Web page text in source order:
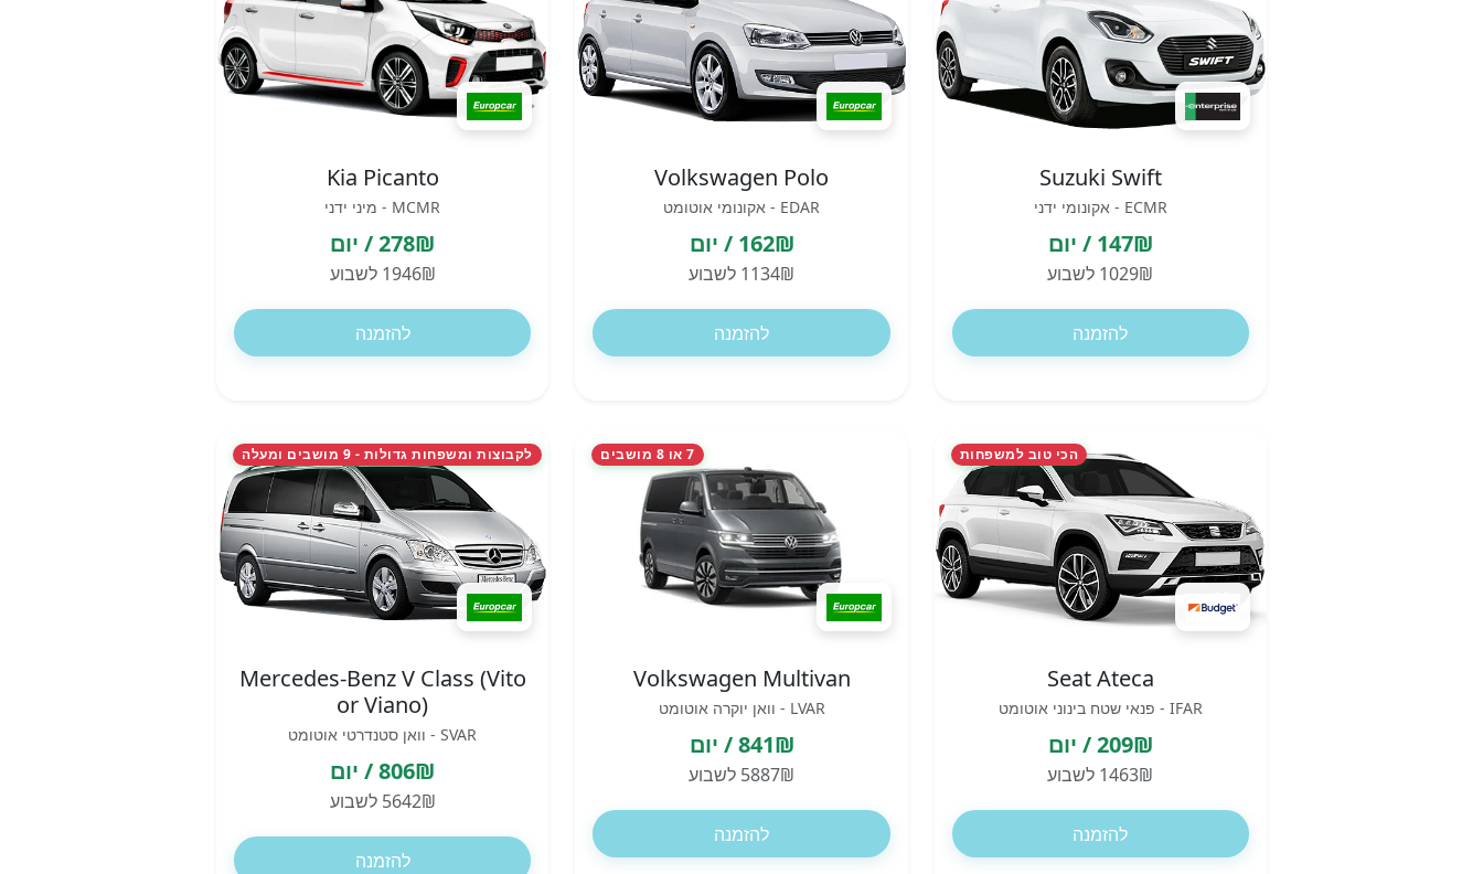
Suzuki Swift
ECMR - אקונומי ידני
147₪ / יום
1029₪ לשבוע
להזמנה
Volkswagen Polo
EDAR - אקונומי אוטומט
162₪ / יום
1134₪ לשבוע
להזמנה
Kia Picanto
MCMR - מיני ידני
278₪ / יום
1946₪ לשבוע
להזמנה
הכי טוב למשפחות
Seat Ateca
IFAR - פנאי שטח בינוני אוטומט
209₪ / יום
1463₪ לשבוע
להזמנה
7 או 8 מושבים
Volkswagen Multivan
LVAR - וואן יוקרה אוטומט
841₪ / יום
5887₪ לשבוע
להזמנה
לקבוצות ומשפחות גדולות - 9 מושבים ומעלה
Mercedes-Benz V Class (Vito
or Viano)
SVAR - וואן סטנדרטי אוטומט
806₪ / יום
5642₪ לשבוע
להזמנה